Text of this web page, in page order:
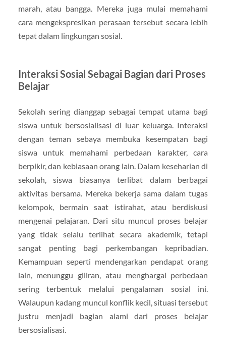
marah, atau bangga. Mereka juga mulai memahami
cara mengekspresikan perasaan tersebut secara lebih
tepat dalam lingkungan sosial.
Interaksi Sosial Sebagai Bagian dari Proses
Belajar
Sekolah sering dianggap sebagai tempat utama bagi
siswa untuk bersosialisasi di luar keluarga. Interaksi
dengan teman sebaya membuka kesempatan bagi
siswa untuk memahami perbedaan karakter, cara
berpikir, dan kebiasaan orang lain. Dalam keseharian di
sekolah, siswa biasanya terlibat dalam berbagai
aktivitas bersama. Mereka bekerja sama dalam tugas
kelompok, bermain saat istirahat, atau berdiskusi
mengenai pelajaran. Dari situ muncul proses belajar
yang tidak selalu terlihat secara akademik, tetapi
sangat penting bagi perkembangan kepribadian.
Kemampuan seperti mendengarkan pendapat orang
lain, menunggu giliran, atau menghargai perbedaan
sering terbentuk melalui pengalaman sosial ini.
Walaupun kadang muncul konflik kecil, situasi tersebut
justru menjadi bagian alami dari proses belajar
bersosialisasi.